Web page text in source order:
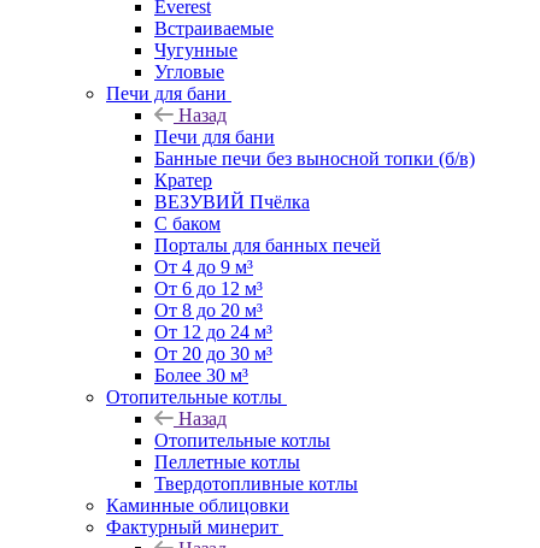
Everest
Встраиваемые
Чугунные
Угловые
Печи для бани
Назад
Печи для бани
Банные печи без выносной топки (б/в)
Кратер
ВЕЗУВИЙ Пчёлка
С баком
Порталы для банных печей
От 4 до 9 м³
От 6 до 12 м³
От 8 до 20 м³
От 12 до 24 м³
От 20 до 30 м³
Более 30 м³
Отопительные котлы
Назад
Отопительные котлы
Пеллетные котлы
Твердотопливные котлы
Каминные облицовки
Фактурный минерит